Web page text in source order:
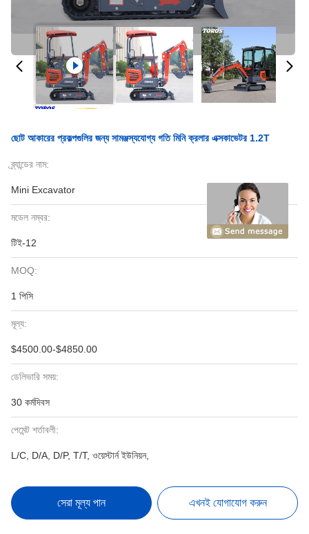
ছোট আকারের প্রকল্পগুলির জন্য সামঞ্জস্যযোগ্য গতি মিনি ক্রলার এক্সকাভেটর 1.2T
ব্র্যান্ডের নাম:
Mini Excavator
মডেল নম্বর:
টিই-12
MOQ:
1 পিসি
মূল্য:
$4500.00-$4850.00
ডেলিভারি সময়:
30 কর্মদিবস
পেমেন্ট শর্তাবলী:
L/C, D/A, D/P, T/T, ওয়েস্টার্ন ইউনিয়ন,
সেরা মূল্য পান এখনই যোগাযোগ করুন